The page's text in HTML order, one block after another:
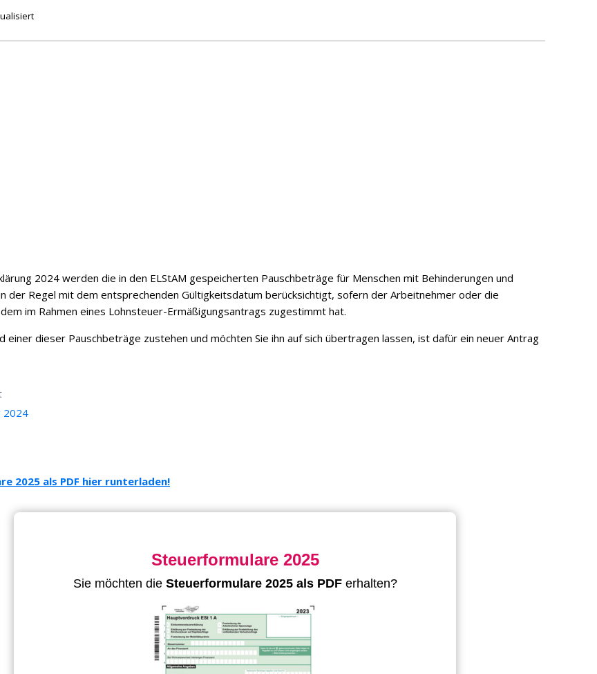
2024 werden die in den ELStAM gespeicherten Pauschbeträge für Menschen mit Behinderungen und
der Regel mit dem entsprechenden Gültigkeitsdatum berücksichtigt, sofern der Arbeitnehmer oder die
im Rahmen eines Lohnsteuer-Ermäßigungsantrags zugestimmt hat.
einer dieser Pauschbeträge zustehen und möchten Sie ihn auf sich übertragen lassen, ist dafür ein neuer Antrag
2024
2025 als PDF hier runterladen!
Steuerformulare 2025
Sie möchten die Steuerformulare 2025 als PDF erhalten?